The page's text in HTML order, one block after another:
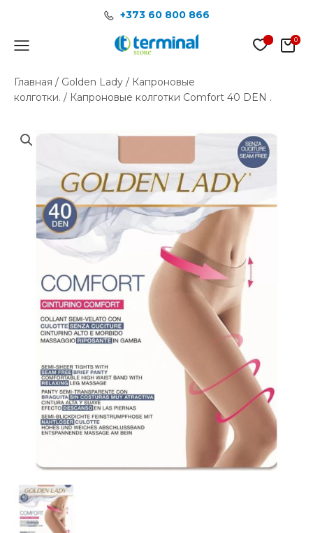
содержимому
+373 60 800 866
Main
Главная / Golden Lady / Капроновые
колготки. / Капроновые колготки Сomfort 40 DEN .
Капроновые
DEN